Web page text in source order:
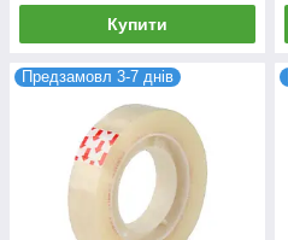
Купити
Предзамовл 3-7 днів